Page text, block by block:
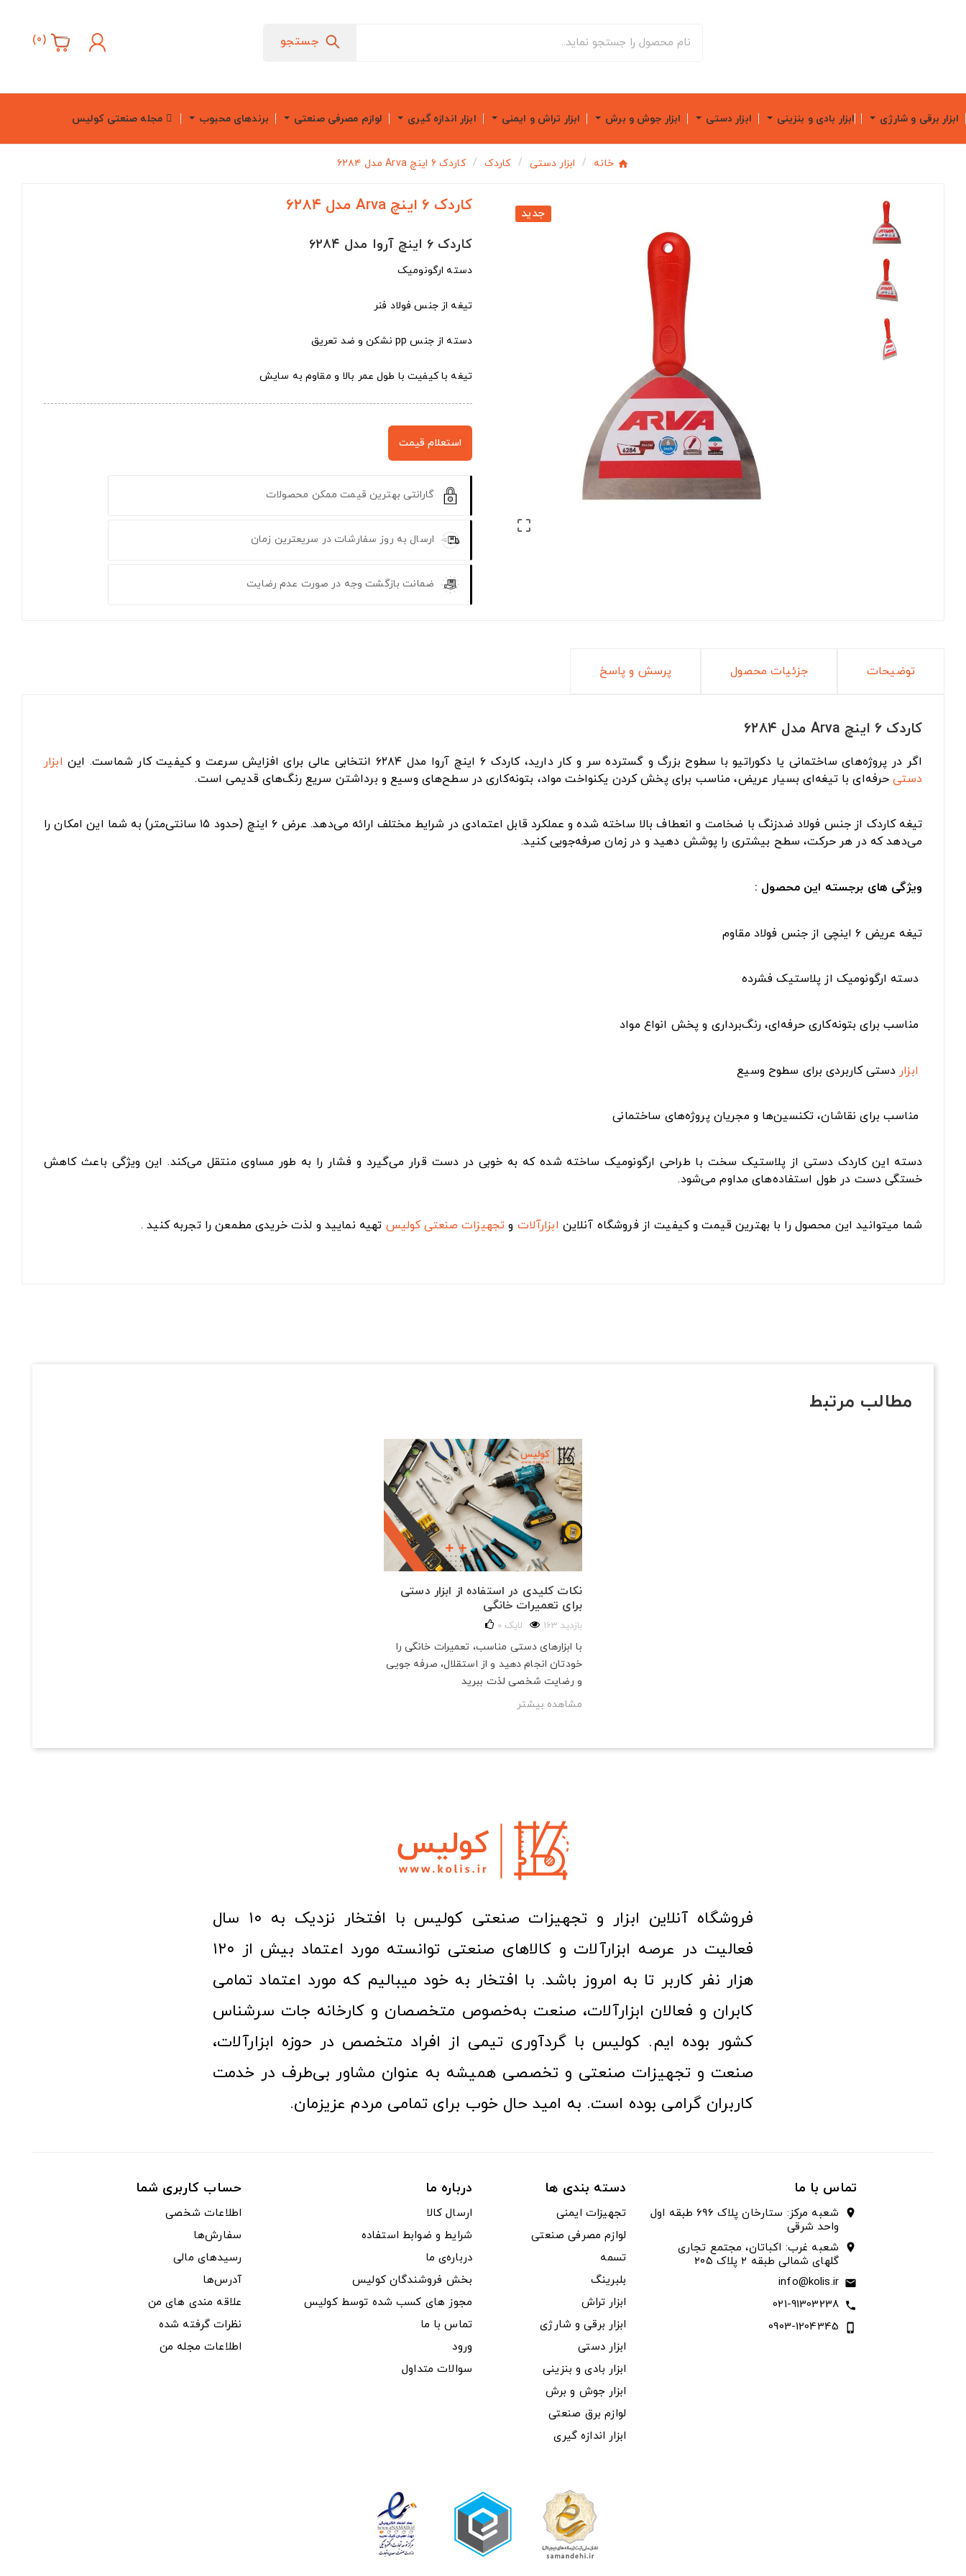
جستجو (
0
)
ابزار برقی و شارژی ابزار بادی و بنزینی ابزار دستی ابزار جوش و برش ابزار تراش و ایمنی ابزار اندازه گیری لوازم مصرفی صنعتی برندهای محبوب مجله صنعتی کولیس
خانه ابزار دستی کاردک کاردک ۶ اینچ Arva مدل ۶۲۸۴
جدید

کاردک ۶ اینچ Arva مدل ۶۲۸۴
کاردک ۶ اینچ آروا مدل ۶۲۸۴
دسته ارگونومیک
تیغه از جنس فولاد فنر
دسته از جنس pp نشکن و ضد تعریق
تیغه با کیفیت با طول عمر بالا و مقاوم به سایش
استعلام قیمت
گارانتی بهترین قیمت ممکن محصولات
ارسال به روز سفارشات در سریعترین زمان
ضمانت بازگشت وجه در صورت عدم رضایت
توضیحات جزئیات محصول پرسش و پاسخ
کاردک ۶ اینچ Arva مدل ۶۲۸۴
اگر در پروژه‌های ساختمانی یا دکوراتیو با سطوح بزرگ و گسترده سر و کار دارید، کاردک ۶ اینچ آروا مدل ۶۲۸۴ انتخابی عالی برای افزایش سرعت و کیفیت کار شماست. این
ابزار
دستیحرفه‌ای با تیغه‌ای بسیار عریض، مناسب برای پخش کردن یکنواخت مواد، بتونه‌کاری در سطح‌های وسیع و برداشتن سریع رنگ‌های قدیمی است.
تیغه کاردک از جنس فولاد ضدزنگ با ضخامت و انعطاف بالا ساخته شده و عملکرد قابل اعتمادی در شرایط مختلف ارائه می‌دهد. عرض ۶ اینچ (حدود ۱۵ سانتی‌متر) به شما این امکان را
می‌دهد که در هر حرکت، سطح بیشتری را پوشش دهید و در زمان صرفه‌جویی کنید.
ویژگی های برجسته این محصول :
تیغه عریض ۶ اینچی از جنس فولاد مقاوم
دسته ارگونومیک از پلاستیک فشرده
مناسب برای بتونه‌کاری حرفه‌ای، رنگ‌برداری و پخش انواع مواد
ابزار دستی کاربردی برای سطوح وسیع
مناسب برای نقاشان، تکنسین‌ها و مجریان پروژه‌های ساختمانی
دسته این کاردک دستی از پلاستیک سخت با طراحی ارگونومیک ساخته شده که به خوبی در دست قرار می‌گیرد و فشار را به طور مساوی منتقل می‌کند. این ویژگی باعث کاهش
خستگی دست در طول استفاده‌های مداوم می‌شود.
شما میتوانید این محصول را با بهترین قیمت و کیفیت از فروشگاه آنلاین ابزارآلات و تجهیزات صنعتی کولیس تهیه نمایید و لذت خریدی مطمعن را تجربه کنید .
مطالب مرتبط
نکات کلیدی در استفاده از ابزار دستی
برای تعمیرات خانگی
163 بازدید 0 لایک
با ابزارهای دستی مناسب، تعمیرات خانگی را
خودتان انجام دهید و از استقلال، صرفه‌ جویی
و رضایت شخصی لذت ببرید
مشاهده بیشتر
فروشگاه آنلاین ابزار و تجهیزات صنعتی کولیس با افتخار نزدیک به ۱۰ سال
فعالیت در عرصه ابزارآلات و کالاهای صنعتی توانسته مورد اعتماد بیش از ۱۲۰
هزار نفر کاربر تا به امروز باشد. با افتخار به خود میبالیم که مورد اعتماد تمامی
کابران و فعالان ابزارآلات، صنعت به‌خصوص متخصصان و کارخانه جات سرشناس
کشور بوده ایم. کولیس با گردآوری تیمی از افراد متخصص در حوزه ابزارآلات،
صنعت و تجهیزات صنعتی و تخصصی همیشه به عنوان مشاور بی‌طرف در خدمت
کاربران گرامی بوده است. به امید حال خوب برای تمامی مردم عزیزمان.
تماس با ما
location_on
شعبه مرکز: ستارخان پلاک ۶۹۶ طبقه اول
واحد شرقی
location_on
شعبه غرب: اکباتان، مجتمع تجاری
گلهای شمالی طبقه ۲ پلاک ۲۰۵
email
info@kolis.ir
call
021-91303238
phone_iphone
0903-1204345
دسته بندی ها
تجهیزات ایمنی
لوازم مصرفی صنعتی
تسمه
بلبرینگ
ابزار تراش
ابزار برقی و شارژی
ابزار دستی
ابزار بادی و بنزینی
ابزار جوش و برش
لوازم برق صنعتی
ابزار اندازه گیری
درباره ما
ارسال کالا
شرایط و ضوابط استفاده
درباره‌ی ما
بخش فروشندگان کولیس
مجوز های کسب شده توسط کولیس
تماس با ما
ورود
سوالات متداول
حساب کاربری شما
اطلاعات شخصی
سفارش‌ها
رسیدهای مالی
آدرس‌ها
علاقه مندی های من
نظرات گرفته شده
اطلاعات مجله من